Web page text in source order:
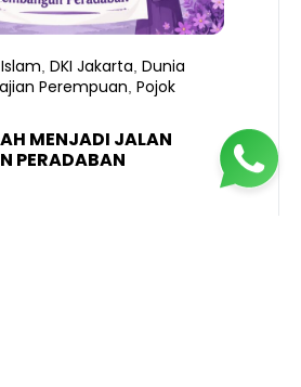
DKI Jakarta Dunia
Perempuan Pojok
MENJADI JALAN
PERADABAN